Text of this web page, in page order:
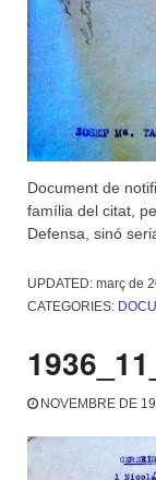
Document de
família del citat,
Defensa, sinó
UPDATED: març de
CATEGORIES:
NOVEMBRE DE